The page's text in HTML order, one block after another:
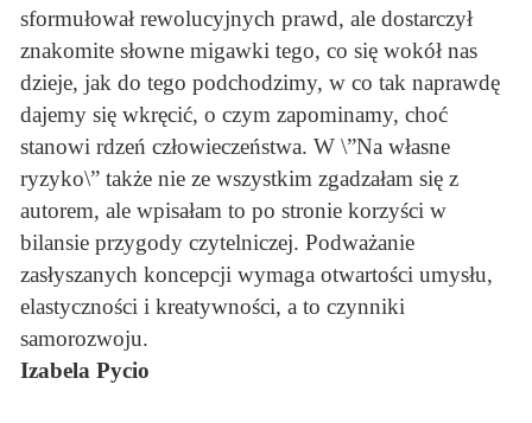
sformułował rewolucyjnych prawd, ale dostarczył
znakomite słowne migawki tego, co się wokół nas
dzieje, jak do tego podchodzimy, w co tak naprawdę
dajemy się wkręcić, o czym zapominamy, choć
stanowi rdzeń człowieczeństwa. W \”Na własne
ryzyko\” także nie ze wszystkim zgadzałam się z
autorem, ale wpisałam to po stronie korzyści w
bilansie przygody czytelniczej. Podważanie
zasłyszanych koncepcji wymaga otwartości umysłu,
elastyczności i kreatywności, a to czynniki
samorozwoju.
Izabela Pycio